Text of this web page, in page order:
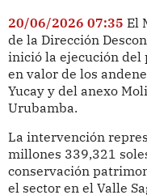
20/06/2026 07:35 El
de la Dirección
inició la ejecución del
en valor de los
Yucay y del anexo
Urubamba.
La intervención
millones 339,321
conservación
el sector en el Valle